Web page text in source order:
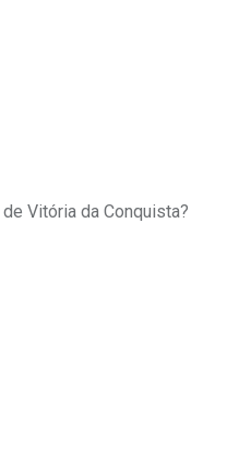
Vitória da Conquista?